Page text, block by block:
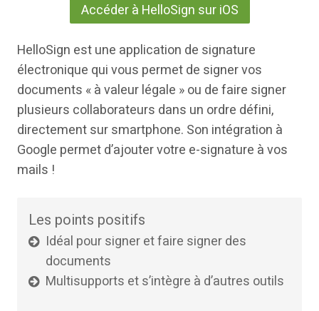
Accéder à HelloSign sur iOS
HelloSign est une application de signature
électronique qui vous permet de signer vos
documents « à valeur légale » ou de faire signer
plusieurs collaborateurs dans un ordre défini,
directement sur smartphone. Son intégration à
Google permet d’ajouter votre e-signature à vos
mails !
Les points positifs
Idéal pour signer et faire signer des
documents
Multisupports et s’intègre à d’autres outils